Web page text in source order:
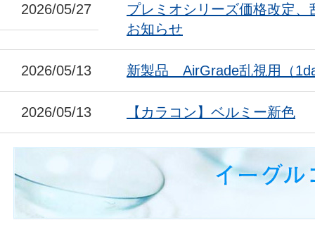
2026/05/27
プレミオシリーズ価格改定
お知らせ
2026/05/13 新製品 AirGrade乱視用（
2026/05/13 【カラコン】ベルミー新色